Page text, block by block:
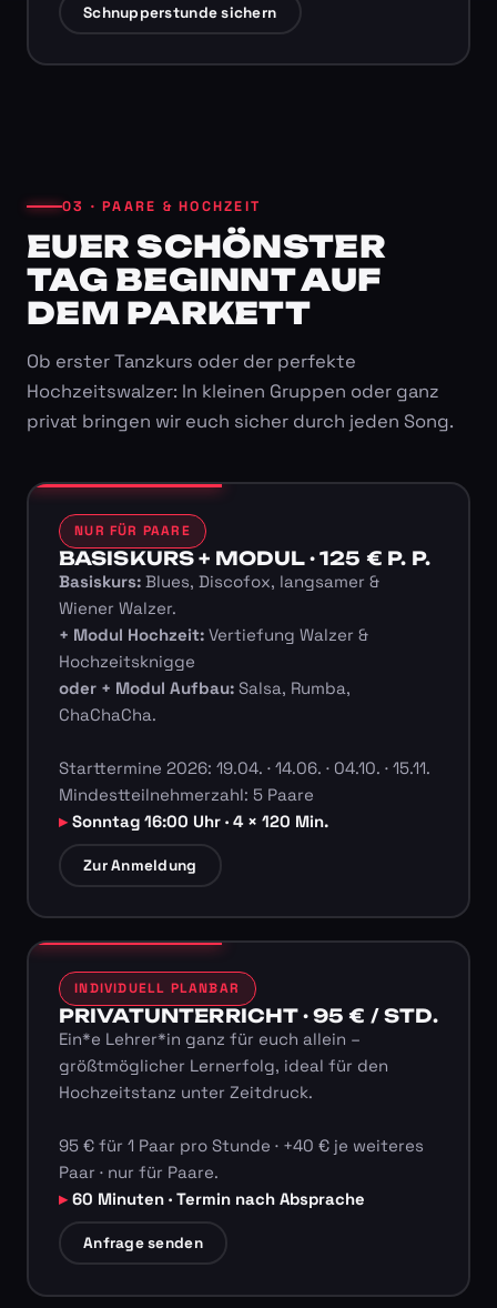
Schnupperstunde sichern
03 · PAARE & HOCHZEIT
EUER SCHÖNSTER
TAG BEGINNT AUF
DEM PARKETT
Ob erster Tanzkurs oder der perfekte
Hochzeitswalzer: In kleinen Gruppen oder ganz
privat bringen wir euch sicher durch jeden Song.
NUR FÜR PAARE
BASISKURS + MODUL · 125 € P. P.
Basiskurs:Blues, Discofox, langsamer &
Wiener Walzer.
+ Modul Hochzeit:Vertiefung Walzer &
Hochzeitsknigge
oder + Modul Aufbau:Salsa, Rumba,
ChaChaCha.
Starttermine 2026: 19.04. · 14.06. · 04.10. · 15.11.
Mindestteilnehmerzahl: 5 Paare
Sonntag 16:00 Uhr · 4 × 120 Min.
Zur Anmeldung
INDIVIDUELL PLANBAR
PRIVATUNTERRICHT · 95 € / STD.
Ein*e Lehrer*in ganz für euch allein –
größtmöglicher Lernerfolg, ideal für den
Hochzeitstanz unter Zeitdruck.
95 € für 1 Paar pro Stunde · +40 € je weiteres
Paar · nur für Paare.
60 Minuten · Termin nach Absprache
Anfrage senden